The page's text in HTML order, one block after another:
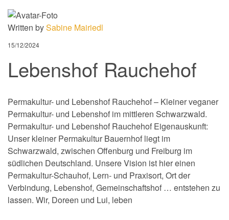
Written bySabine Mairiedl
15/12/2024
Lebenshof Rauchehof
Permakultur- und Lebenshof Rauchehof – Kleiner veganer
Permakultur- und Lebenshof im mittleren Schwarzwald.
Permakultur- und Lebenshof Rauchehof Eigenauskunft:
Unser kleiner Permakultur Bauernhof liegt im
Schwarzwald, zwischen Offenburg und Freiburg im
südlichen Deutschland. Unsere Vision ist hier einen
Permakultur-Schauhof, Lern- und Praxisort, Ort der
Verbindung, Lebenshof, Gemeinschaftshof … entstehen zu
lassen. Wir, Doreen und Lui, leben